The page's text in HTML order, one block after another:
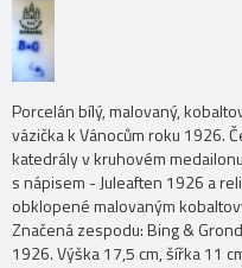
Porcelán bílý, malovaný,
vázička k Vánocům roku 1926.
katedrály v kruhovém
s nápisem - Juleaften 1926 a
obklopené malovaným
Značená zespodu: Bing &
1926. Výška 17,5 cm, šířka 11